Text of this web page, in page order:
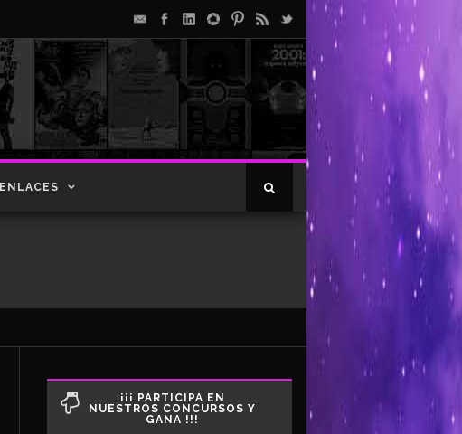
ENLACES
¡¡¡ PARTICIPA EN
NUESTROS CONCURSOS Y
GANA !!!